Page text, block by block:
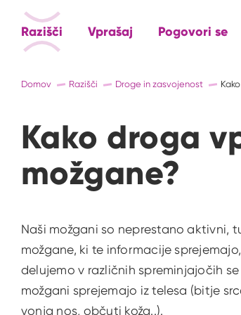
Razišči Vprašaj Pogovori se
Domov Razišči Droge in zasvojenost
Kako droga
možgane?
Naši možgani so neprestano aktivni,
možgane, ki te informacije
delujemo v različnih spreminjajočih
možgani sprejemajo iz telesa (bitje
vonja nos, občuti koža..).